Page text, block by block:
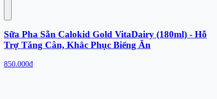
Sữa Pha Sẵn Calokid Gold VitaDairy (180ml) - Hỗ
Trợ Tăng Cân, Khắc Phục Biếng Ăn
850.000đ